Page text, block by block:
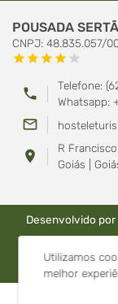
Utilizamos
melhor
POUSADA
CNPJ: 48.835.057/
starstarstarstar star
phone
Telefone:
Whatsapp:
mail_outline
location_on
R
Goiás |
Desenvolvido por